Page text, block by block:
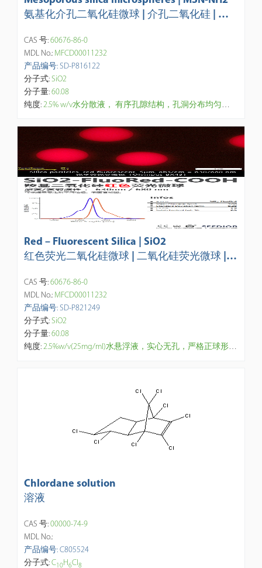
氨基化介孔二氧化硅微球 | 介孔二氧化硅 | 氨
定制
CAS 号:60676-86-0
MDL No.: MFCD00011232
产品编号: SD-P816122
分子式:SiO2
分子量:60.08
纯度:2.5% w/v水分散液， 有序孔隙结构，孔洞分布均匀，变异系数小， 大比表、 强吸附、高负载，无毒具生物相容性，表面含大量活性氨基游离基团，表面可进一步偶联相关物质。【研究与应用方向】：活性药物成分 （API）递送载体，药物缓释控释，药代动力学、药效学和生物分布研究，生物催化的酶封装、生物分析样品制备、功能化复合纳米颗粒研究、物理吸附剂材料（捕获CO2、H2S、挥发性有机碳 VOCs、甲醛、重金属离子等),分离(如油水分离，废水中的磷酸盐、藻毒素)。
Red – Fluorescent Silica | SiO2
红色荧光二氧化硅微球 | 二氧化硅荧光微球 | A
CAS 号:60676-86-0
MDL No.: MFCD00011232
产品编号: SD-P821249
分子式:SiO2
分子量:60.08
纯度:2.5%w/v(25mg/ml)水悬浮液，实心无孔，严格正球形品控，单分散粒径（CV < 5 %），密度： 1.85 g/cm3。染料均匀掺入微球内部而不会浸出、溶胀收缩，在有机溶剂、水和生物介质中稳定。微球具有高强度、亮荧光、光热稳定性。激发 / 发射波长： 630nm 和 680nm。【研究与应用方向】：1.生物医学研发、荧光显微测定，生物化学传感，凝集反应测定。 2.生物成像：ELISA免疫分析，负载荧光分子或磁性纳米粒子，细胞追踪成像，对细胞内生化过程实时监测。 3.诊断试剂：检测标志物，光动力 / 光热治疗平台（PDT/PTT）。
Chlordane solution
溶液
CAS 号:00000-74-9
MDL No.:
产品编号: C805524
分子式:C 10H6Cl8